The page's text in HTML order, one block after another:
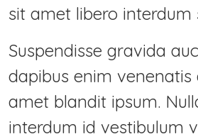
sit amet libero interdum
Suspendisse gravida
dapibus enim venenatis
amet blandit ipsum.
interdum id vestibulum